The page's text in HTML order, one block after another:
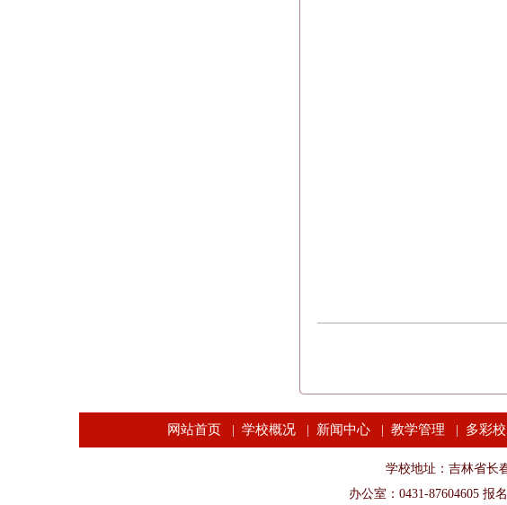
网站首页 学校概况 新闻中心 教学管理 多彩校
学校地址：吉林省长
办公室：0431-87604605 报